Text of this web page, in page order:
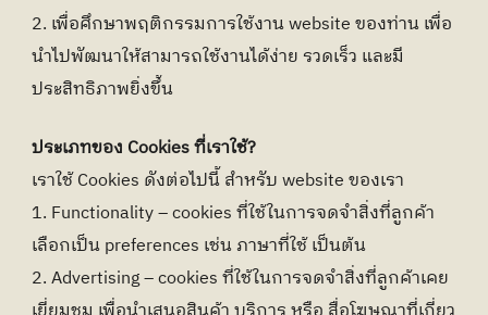
2. เพื่อศึกษาพฤติกรรมการใช้งาน website ของท่าน เพื่อ
นำไปพัฒนาให้สามารถใช้งานได้ง่าย รวดเร็ว และมี
ประสิทธิภาพยิ่งขึ้น
ประเภทของ Cookies ที่เราใช้?
เราใช้ Cookies ดังต่อไปนี้ สำหรับ website ของเรา
1. Functionality – cookies ที่ใช้ในการจดจำสิ่งที่ลูกค้า
เลือกเป็น preferences เช่น ภาษาที่ใช้ เป็นต้น
2. Advertising – cookies ที่ใช้ในการจดจำสิ่งที่ลูกค้าเคย